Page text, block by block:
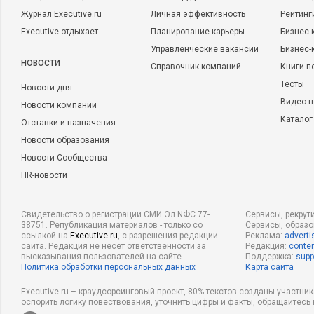
сделок по отчуждению зрелых активов РФ и
приобретению зарубежных активов.
размере более 2 млрд $, реализована
портфеля активов - ТНК-ВР стала первой
частной российской компанией с
существенным международным портфелем.
мирового стандарта Stage-Gate и системы
Cold Eye Reviews для крупных проектов, что
обеспечило успешный запуск 5 новых
центров добычи (greenfields). •
сбора и анализа консолидированной
(4–6 млрд $/год) с применением
бенчмаркинга, способствующих повышению
удельных инвестиций – 3,5 $/баррель,
увеличена эффективность программы
геолого-технических мероприятий (ГТМ) на
30%. • Сформированная инвестиционная
политика обеспечила рост стоимости
бизнеса: выход акционеров произошел по
цене в 5 раз выше первоначальных
Описание деятельности компании: ВИНК
Журнал Executive.ru
Executive отдыхает
НОВОСТИ
Новости дня
Новости компаний
Отставки и назначения
Новости образования
Новости Сообщества
HR-новости
Личная эффективность
Планирование карьеры
Управленческие вакансии
Справочник компаний
Бизнес-
Книги
Тесты
Видео
Свидетельство о регистрации СМИ Эл NФС 77-
38751. Републикация материалов - только со
ссылкой на Executive.ru, с разрешения редакции
сайта. Редакция не несет ответственности за
высказывания пользователей на сайте.
Политика обработки персональных данных
Сервисы,
Сервисы,
Реклама:
Редакция:
Поддержка:
Карта сайта
Executive.ru – краудсорсинговый проект, 80% текстов созданы
оспорить логику повествования, уточнить цифры и факты,